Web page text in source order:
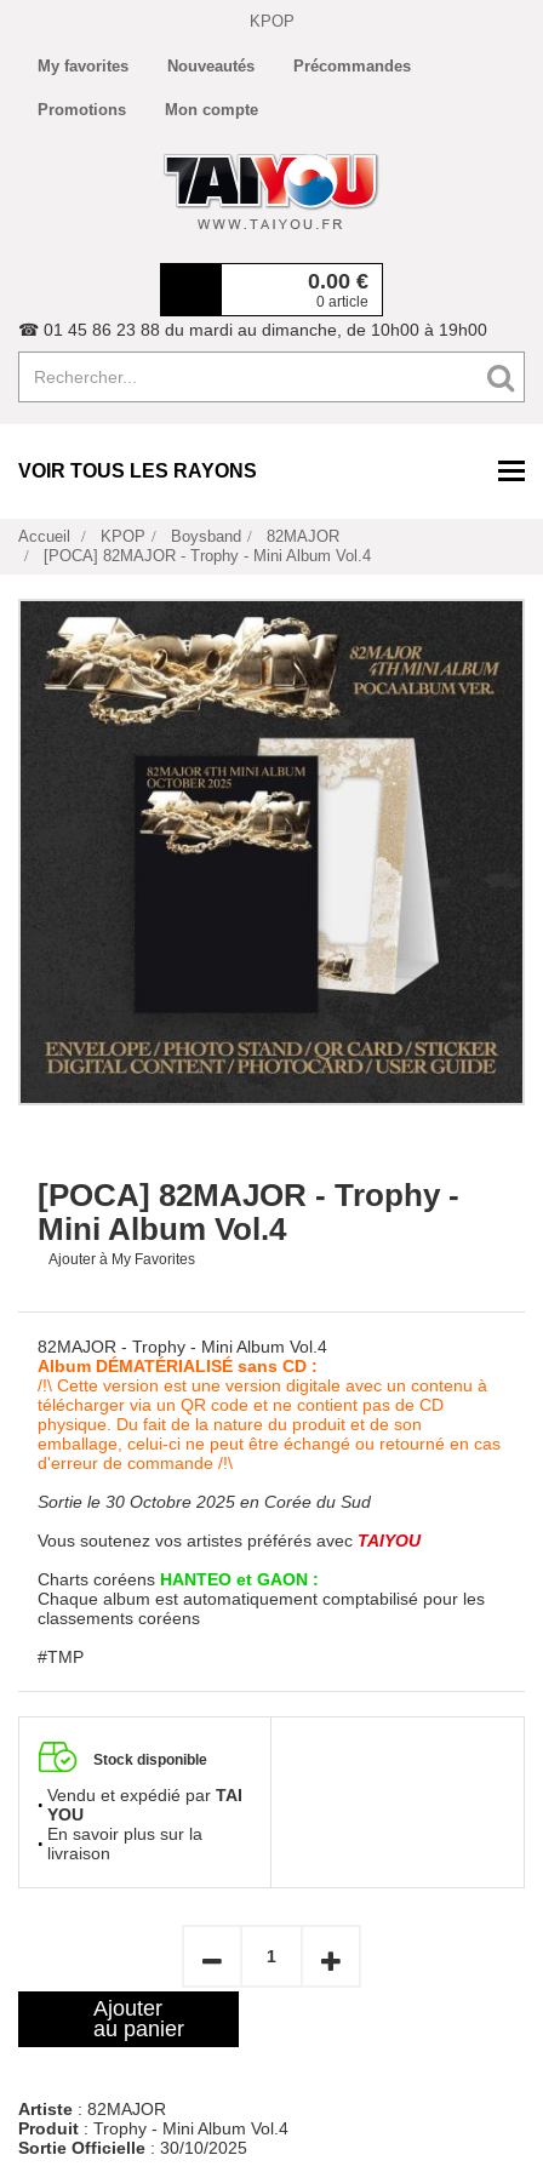
KPOP
My favorites Nouveautés Précommandes
Promotions Mon compte
0.00 €
0 article
☎ 01 45 86 23 88 du mardi au dimanche, de 10h00 à 19h00
VOIR TOUS LES RAYONS
Accueil KPOP Boysband
82MAJOR
[POCA] 82MAJOR - Trophy - Mini Album Vol.4
[POCA] 82MAJOR - Trophy -
Mini Album Vol.4
Ajouter à My Favorites
82MAJOR - Trophy - Mini Album Vol.4
Album DÉMATÉRIALISÉ sans CD :
/!\ Cette version est une version digitale avec un contenu à
télécharger via un QR code et ne contient pas de CD
physique. Du fait de la nature du produit et de son
emballage, celui-ci ne peut être échangé ou retourné en cas
d'erreur de commande /!\
Sortie le 30 Octobre 2025 en Corée du Sud
Vous soutenez vos artistes préférés avec TAIYOU
Charts coréens HANTEO et GAON :
Chaque album est automatiquement comptabilisé pour les
classements coréens
#TMP
Stock disponible
Vendu et expédié par TAI
YOU
En savoir plus sur la
livraison
Ajouter
au panier
Artiste : 82MAJOR
Produit : Trophy - Mini Album Vol.4
Sortie Officielle : 30/10/2025